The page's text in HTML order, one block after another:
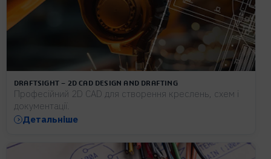
DRAFTSIGHT – 2D CAD DESIGN AND DRAFTING
Професійний 2D CAD для створення креслень, схем і
документації.
Детальніше